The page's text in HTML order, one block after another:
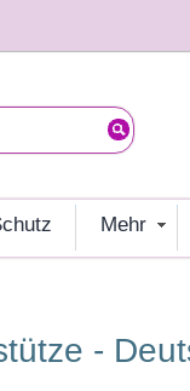
mehr
-